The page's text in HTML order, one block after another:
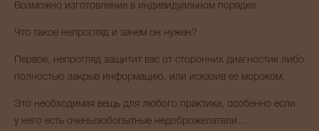
Возможно изготовление в индивидуальном порядке.
Что такое непрогляд и зачем он нужен?
Первое, непрогляд защитит вас от сторонних диагностик либо
полностью закрыв информацию, или исказив ее мороком.
Это необходимая вещь для любого практика, особенно если
у него есть оченьлюбопытные недоброжелатели…